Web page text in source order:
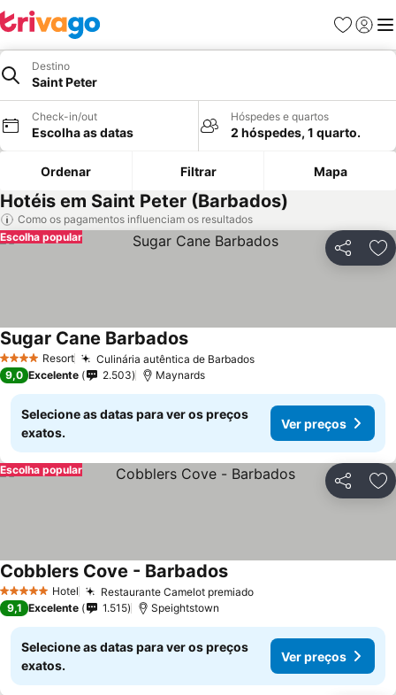
Favoritos
Iniciar
Destino
Saint Peter
Check-in/out
Escolha as datas
Hóspedes e quartos
2 hóspedes, 1 quarto.
Ordenar Filtrar Mapa
Hotéis em Saint Peter (Barbados)
Como os pagamentos influenciam os resultados
Partilhar
Escolha popular
4 EstrelasResort Culinária autêntica de Barbados
Sugar Cane Barbados
9,0 Excelente 2.503 Maynards
Selecione as datas para ver os preços
exatos.
Ver preços
Partilhar
Escolha popular
5 Estrelas Hotel Restaurante Camelot premiado
Cobblers Cove - Barbados
9,1 Excelente 1.515 Speightstown
Selecione as datas para ver os preços
exatos.
Ver preços